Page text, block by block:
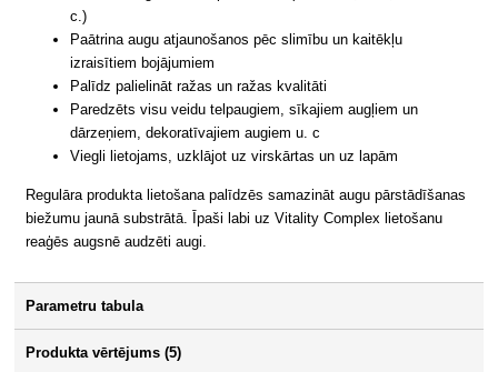
c.)
Paātrina augu atjaunošanos pēc slimību un kaitēkļu
izraisītiem bojājumiem
Palīdz palielināt ražas un ražas kvalitāti
Paredzēts visu veidu telpaugiem, sīkajiem augļiem un
dārzeņiem, dekoratīvajiem augiem u. c
Viegli lietojams, uzklājot uz virskārtas un uz lapām
Regulāra produkta lietošana palīdzēs samazināt augu pārstādīšanas
biežumu jaunā substrātā. Īpaši labi uz Vitality Complex lietošanu
reaģēs augsnē audzēti augi.
Parametru tabula
Produkta vērtējums (5)